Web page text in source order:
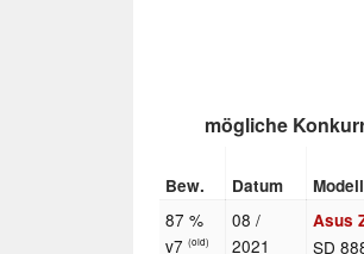
mögliche
Bew. Datum Modell
87 %
v7(old)
08 /
2021
Asus
SD